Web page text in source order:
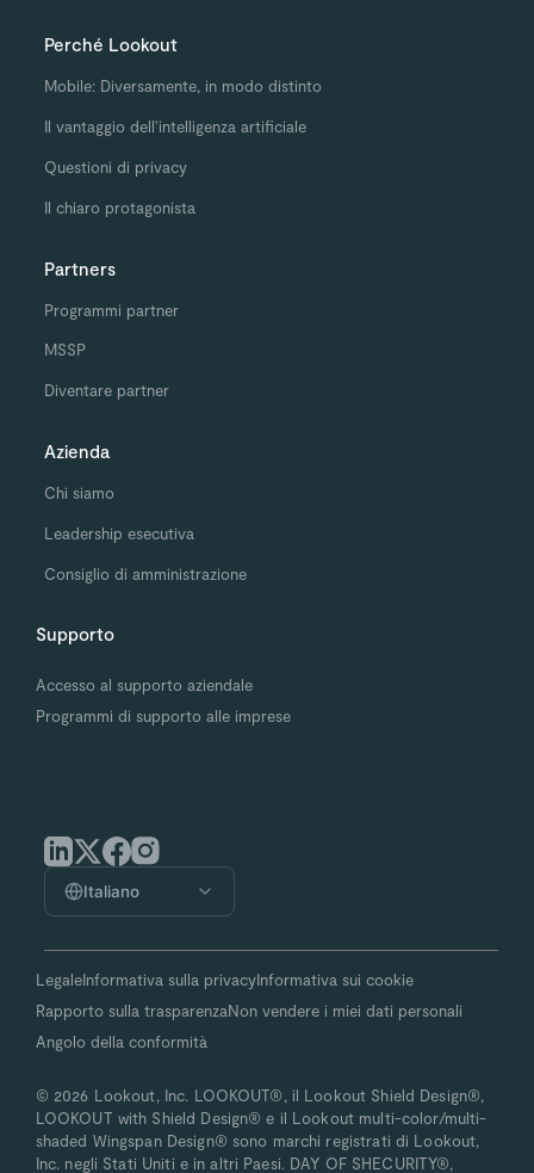
Perché Lookout
Mobile: Diversamente, in modo distinto
Il vantaggio dell'intelligenza artificiale
Questioni di privacy
Il chiaro protagonista
Partners
Programmi partner
MSSP
Diventare partner
Azienda
Chi siamo
Leadership esecutiva
Consiglio di amministrazione
Supporto
Accesso al supporto aziendale
Programmi di supporto alle imprese
Italiano
LegaleInformativa sulla privacyInformativa sui cookie
Rapporto sulla trasparenzaNon vendere i miei dati personali
Angolo della conformità
© 2026 Lookout, Inc. LOOKOUT®, il Lookout Shield Design®,
LOOKOUT with Shield Design® e il Lookout multi-color/multi-
shaded Wingspan Design® sono marchi registrati di Lookout,
Inc. negli Stati Uniti e in altri Paesi. DAY OF SHECURITY®,